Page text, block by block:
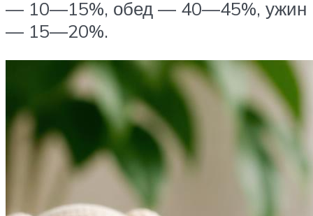
— 10—15%, обед — 40—45%, ужин
— 15—20%.